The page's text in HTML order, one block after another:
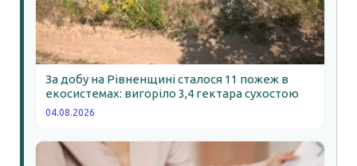
За добу на Рівненщині сталося 11 пожеж в
екосистемах: вигоріло 3,4 гектара сухостою
04.08.2026